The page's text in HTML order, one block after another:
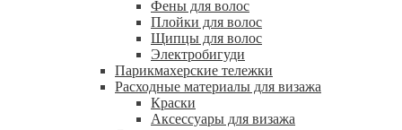
Фены для волос
Плойки для волос
Щипцы для волос
Электробигуди
Парикмахерские тележки
Расходные материалы для визажа
Краски
Аксессуары для визажа